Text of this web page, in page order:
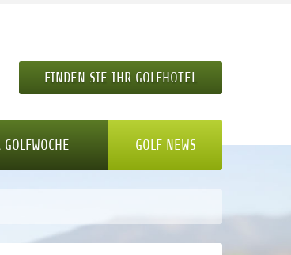
FINDEN SIE IHR GOLFHOTEL
GOLFWOCHE GOLF NEWS